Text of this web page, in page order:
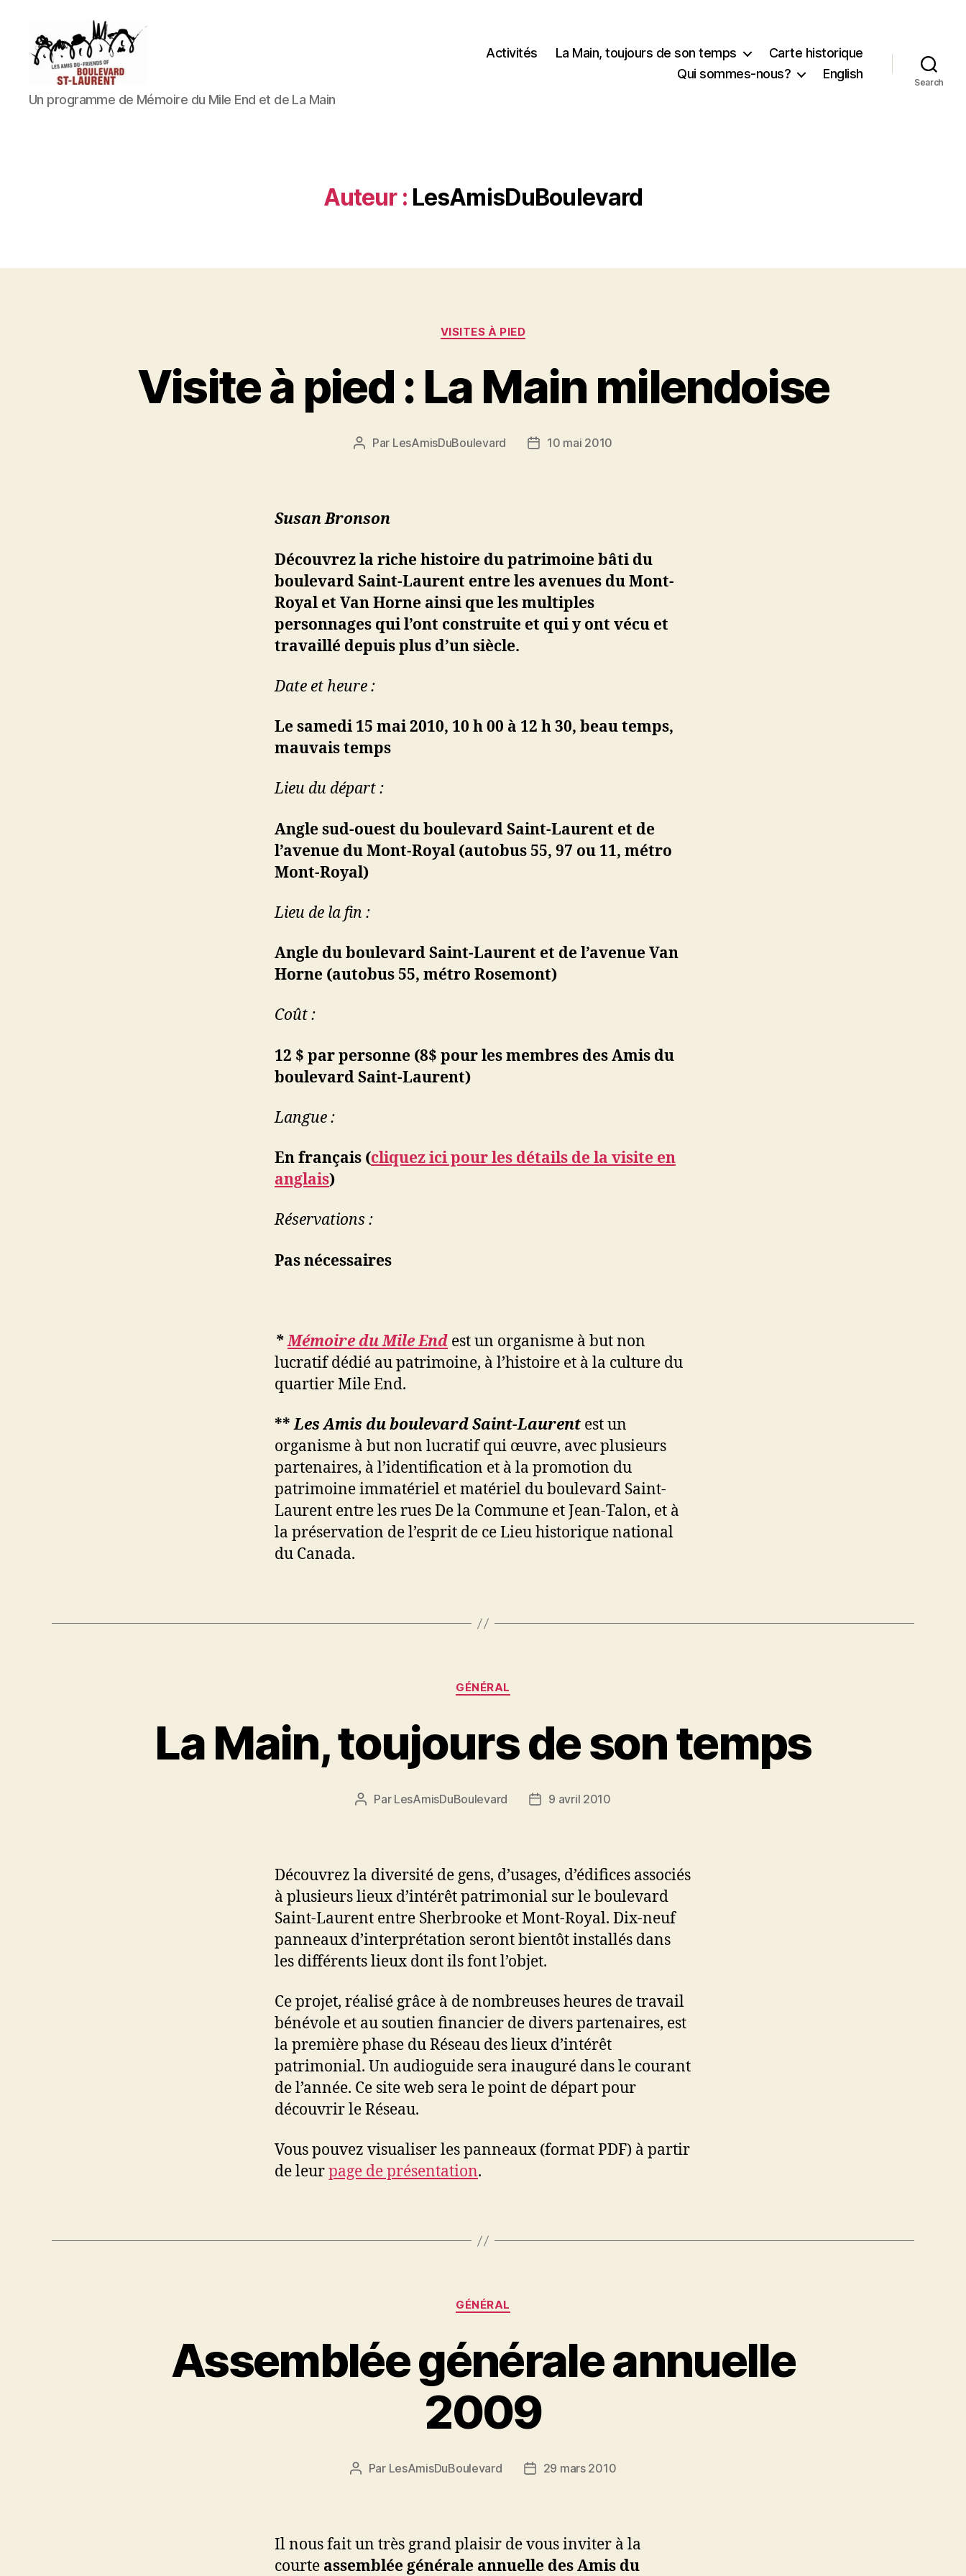
Les
Amis
Un programme de Mémoire du Mile End et de La Main
Activités La Main, toujours de son temps
Carte historique
Qui sommes-nous?
English
Search
Auteur : LesAmisDuBoulevard
Catégories
VISITES À PIED
Visite à pied : La Main milendoise
Auteur
Par LesAmisDuBoulevard
Date10 mai 2010
Susan Bronson
Découvrez la riche histoire du patrimoine bâti du
boulevard Saint-Laurent entre les avenues du Mont-
Royal et Van Horne ainsi que les multiples
personnages qui l’ont construite et qui y ont vécu et
travaillé depuis plus d’un siècle.
Date et heure :
Le samedi 15 mai 2010, 10 h 00 à 12 h 30, beau temps,
mauvais temps
Lieu du départ :
Angle sud-ouest du boulevard Saint-Laurent et de
l’avenue du Mont-Royal (autobus 55, 97 ou 11, métro
Mont-Royal)
Lieu de la fin :
Angle du boulevard Saint-Laurent et de l’avenue Van
Horne (autobus 55, métro Rosemont)
Coût :
12 $ par personne (8$ pour les membres des Amis du
boulevard Saint-Laurent)
Langue :
En français (cliquez ici pour les détails de la visite en
anglais)
Réservations :
Pas nécessaires
*Mémoire du Mile End est un organisme à but non
lucratif dédié au patrimoine, à l’histoire et à la culture du
quartier Mile End.
**Les Amis du boulevard Saint-Laurent est un
organisme à but non lucratif qui œuvre, avec plusieurs
partenaires, à l’identification et à la promotion du
patrimoine immatériel et matériel du boulevard Saint-
Laurent entre les rues De la Commune et Jean-Talon, et à
la préservation de l’esprit de ce Lieu historique national
du Canada.
Catégories
GÉNÉRAL
La Main, toujours de son temps
Auteur
Par LesAmisDuBoulevard
Date9 avril 2010
Découvrez la diversité de gens, d’usages, d’édifices associés
à plusieurs lieux d’intérêt patrimonial sur le boulevard
Saint-Laurent entre Sherbrooke et Mont-Royal. Dix-neuf
panneaux d’interprétation seront bientôt installés dans
les différents lieux dont ils font l’objet.
Ce projet, réalisé grâce à de nombreuses heures de travail
bénévole et au soutien financier de divers partenaires, est
la première phase du Réseau des lieux d’intérêt
patrimonial. Un audioguide sera inauguré dans le courant
de l’année. Ce site web sera le point de départ pour
découvrir le Réseau.
Vous pouvez visualiser les panneaux (format PDF) à partir
de leurpage de présentation.
Catégories
GÉNÉRAL
Assemblée générale annuelle
2009
Auteur
Par LesAmisDuBoulevard
Date29 mars 2010
Il nous fait un très grand plaisir de vous inviter à la
courte assemblée générale annuelle des Amis du